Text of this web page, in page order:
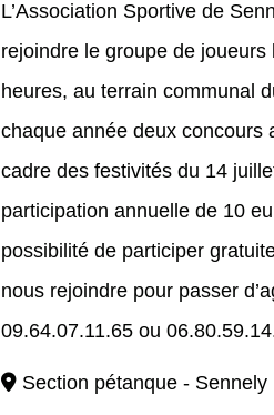
L’Association Sportive de
rejoindre le groupe de
heures, au terrain communal
chaque année deux concours
cadre des festivités du 14
participation annuelle de 10
possibilité de participer
nous rejoindre pour passer
09.64.07.11.65 ou
Section pétanque - Sennely